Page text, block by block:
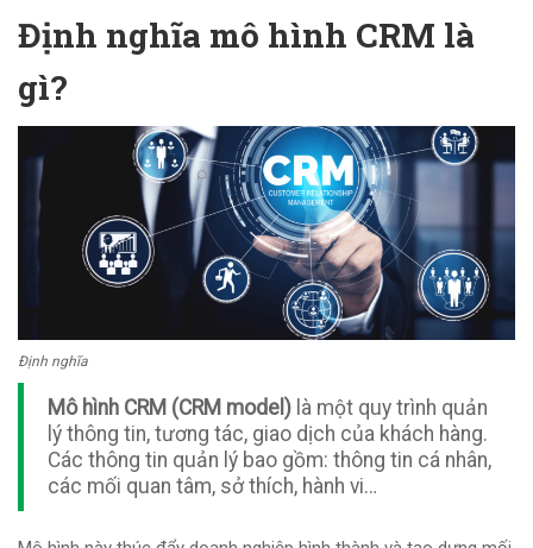
Định nghĩa mô hình CRM là
gì?
Định nghĩa
Mô hình CRM (CRM model) là một quy trình quản
lý thông tin, tương tác, giao dịch của khách hàng.
Các thông tin quản lý bao gồm: thông tin cá nhân,
các mối quan tâm, sở thích, hành vi…